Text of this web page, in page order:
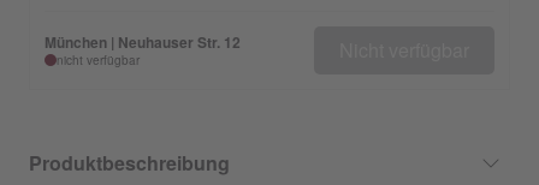
München | Neuhauser Str. 12
nicht verfügbar
Produktbeschreibung